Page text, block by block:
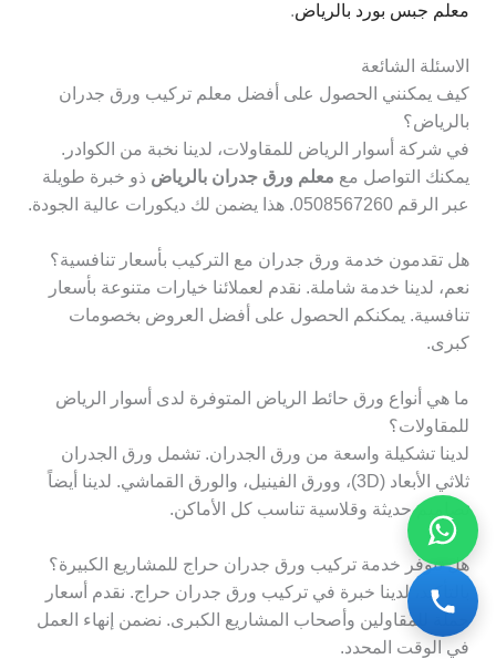
معلم جبس بورد بالرياض.
الاسئلة الشائعة
كيف يمكنني الحصول على أفضل معلم تركيب ورق جدران
بالرياض؟
في شركة أسوار الرياض للمقاولات، لدينا نخبة من الكوادر.
يمكنك التواصل مع معلم ورق جدران بالرياض ذو خبرة طويلة
عبر الرقم 0508567260. هذا يضمن لك ديكورات عالية الجودة.
هل تقدمون خدمة ورق جدران مع التركيب بأسعار تنافسية؟
نعم، لدينا خدمة شاملة. نقدم لعملائنا خيارات متنوعة بأسعار
تنافسية. يمكنكم الحصول على أفضل العروض بخصومات
كبرى.
ما هي أنواع ورق حائط الرياض المتوفرة لدى أسوار الرياض
للمقاولات؟
لدينا تشكيلة واسعة من ورق الجدران. تشمل ورق الجدران
ثلاثي الأبعاد (3D)، وورق الفينيل، والورق القماشي. لدينا أيضاً
تصاميم حديثة وقلاسية تناسب كل الأماكن.
هل تتوفر خدمة تركيب ورق جدران حراج للمشاريع الكبيرة؟
بالتأكيد، لدينا خبرة في تركيب ورق جدران حراج. نقدم أسعار
جملة للمقاولين وأصحاب المشاريع الكبرى. نضمن إنهاء العمل
في الوقت المحدد.